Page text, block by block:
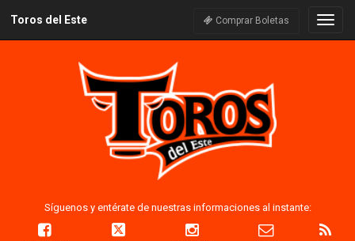
Toros del Este Comprar Boletas
Síguenos y entérate de nuestras informaciones al instante: